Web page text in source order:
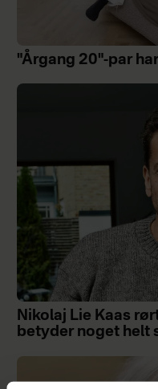
"Årgang 20"-par
Nikolaj Lie Kaas
betyder noget helt